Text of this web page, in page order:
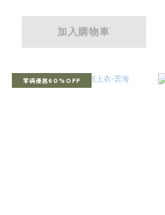
加入購物車
零碼優惠60%OFF